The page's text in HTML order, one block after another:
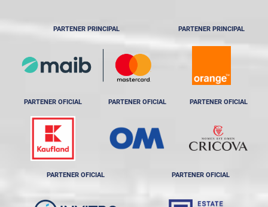
PARTENER PRINCIPAL PARTENER PRINCIPAL
PARTENER OFICIAL PARTENER OFICIAL PARTENER OFICIAL
PARTENER OFICIAL PARTENER OFICIAL